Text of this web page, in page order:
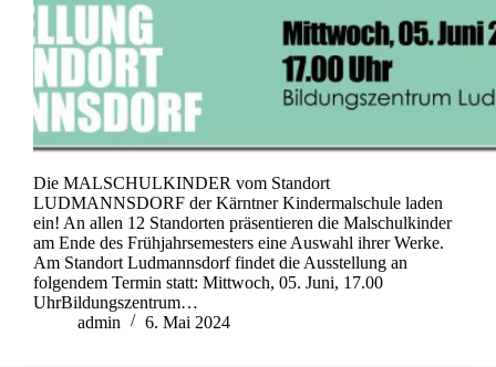
Die MALSCHULKINDER vom Standort
LUDMANNSDORF der Kärntner Kindermalschule laden
ein! An allen 12 Standorten präsentieren die Malschulkinder
am Ende des Frühjahrsemesters eine Auswahl ihrer Werke.
Am Standort Ludmannsdorf findet die Ausstellung an
folgendem Termin statt: Mittwoch, 05. Juni, 17.00
UhrBildungszentrum…
admin
6. Mai 2024